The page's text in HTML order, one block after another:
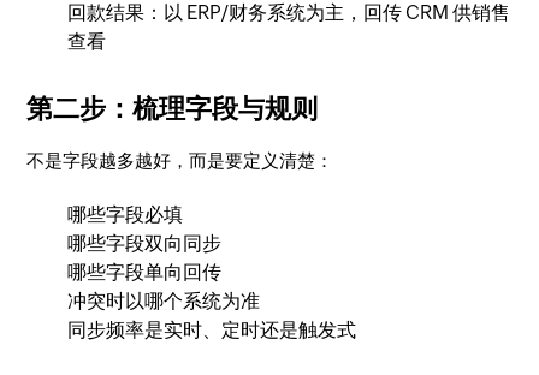
回款结果：以 ERP/财务系统为主，回传 CRM 供销售
查看
第二步：梳理字段与规则
不是字段越多越好，而是要定义清楚：
哪些字段必填
哪些字段双向同步
哪些字段单向回传
冲突时以哪个系统为准
同步频率是实时、定时还是触发式